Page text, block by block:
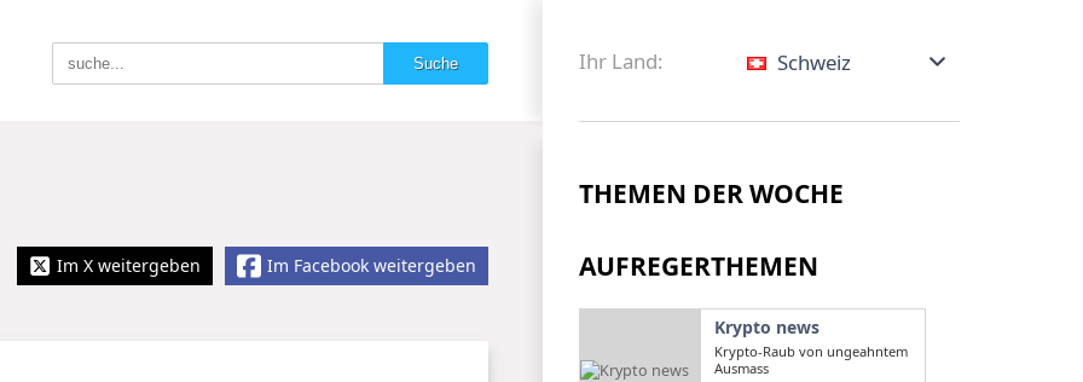
Ihr Land: Schweiz
Im Facebook weitergeben
Im X weitergeben
THEMEN DER WOCHE
AUFREGERTHEMEN
Krypto news
Krypto-Raub von ungeahntem
Ausmass